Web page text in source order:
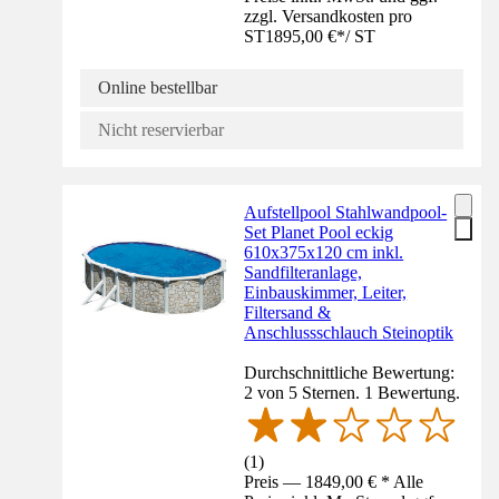
zzgl. Versandkosten pro
ST1895,00 €*/ ST
Online bestellbar
Nicht reservierbar
Aufstellpool Stahlwandpool-
Set Planet Pool eckig
610x375x120 cm inkl.
Sandfilteranlage,
Einbauskimmer, Leiter,
Filtersand &
Anschlussschlauch Steinoptik
Durchschnittliche Bewertung:
2 von 5 Sternen. 1 Bewertung.
(1)
Preis — 1849,00 € * Alle